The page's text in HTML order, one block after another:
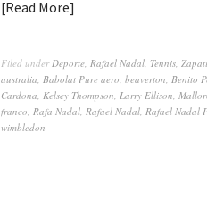
Read More
Filed under Deporte Rafael Nadal Tennis
australia Babolat Pure aero beaverton Benito
Cardona Kelsey Thompson Larry Ellison
franco Rafa Nadal Rafael Nadal Rafael Nadal
wimbledon